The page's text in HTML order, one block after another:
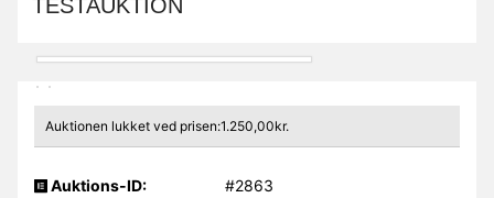
TESTAUKTION
Auktionen lukket ved prisen:1.250,00kr.
Auktions-ID:
#2863